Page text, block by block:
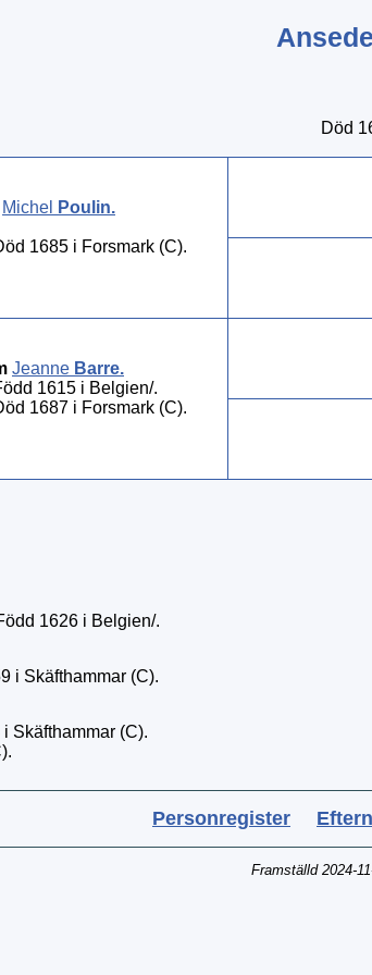
Död
Michel Poulin.
1685 i Forsmark (C).
Jeanne Barre.
1615 i Belgien/.
1687 i Forsmark (C).
1626 i Belgien/.
i Skäfthammar (C).
Skäfthammar (C).
Personregister
Framställd 2024-